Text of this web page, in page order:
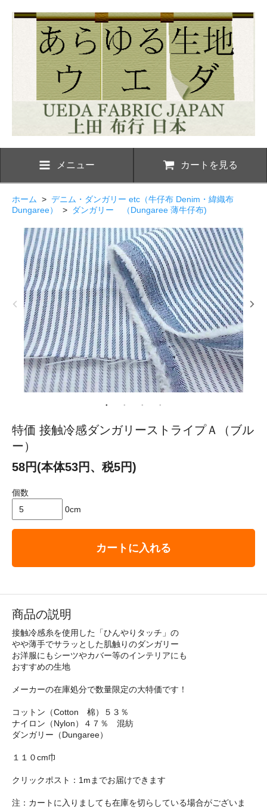
メニュー カートを見る
ホーム > デニム・ダンガリー etc（牛仔布 Denim・緯織布
Dungaree）
> ダンガリー （Dungaree 薄牛仔布)
特価 接触冷感ダンガリーストライプＡ（ブル
ー）
58円(本体53円、税5円)
個数
0cm
カートに入れる
商品の説明
接触冷感糸を使用した「ひんやりタッチ」の
やや薄手でサラッとした肌触りのダンガリー
お洋服にもシーツやカバー等のインテリアにも
おすすめの生地
メーカーの在庫処分で数量限定の大特価です！
コットン（Cotton 棉）５３％
ナイロン（Nylon）４７％ 混紡
ダンガリー（Dungaree）
１１０cm巾
クリックポスト：1mまでお届けできます
注：カートに入りましても在庫を切らしている場合がございま